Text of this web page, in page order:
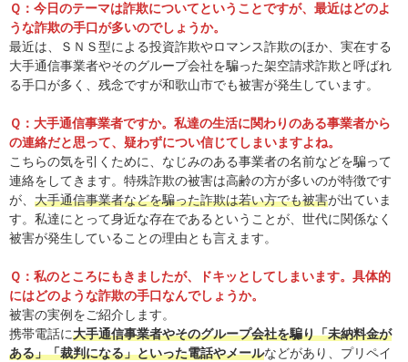
Ｑ：今日のテーマは詐欺についてということですが、最近はどのよ
うな詐欺の手口が多いのでしょうか。
最近は、ＳＮＳ型による投資詐欺やロマンス詐欺のほか、実在する
大手通信事業者やそのグループ会社を騙った架空請求詐欺と呼ばれ
る手口が多く、残念ですが和歌山市でも被害が発生しています。
Ｑ：大手通信事業者ですか。私達の生活に関わりのある事業者から
の連絡だと思って、疑わずについ信じてしまいますよね。
こちらの気を引くために、なじみのある事業者の名前などを騙って
連絡をしてきます。特殊詐欺の被害は高齢の方が多いのが特徴です
が、 大手通信事業者などを騙った詐欺は若い方でも被害が出ていま
す。私達にとって身近な存在であるということが、世代に関係なく
被害が発生していることの理由とも言えます。
Ｑ：私のところにもきましたが、ドキッとしてしまいます。具体的
にはどのような詐欺の手口なんでしょうか。
被害の実例をご紹介します。
携帯電話に大手通信事業者やそのグループ会社を騙り「未納料金が
ある」「裁判になる」といった電話やメールなどがあり、プリペイ